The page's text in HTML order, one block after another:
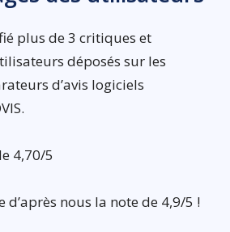
plus de 3 critiques et
déposés sur les
d’avis logiciels
4,70/5
d’après nous la note de 4,9/5 !